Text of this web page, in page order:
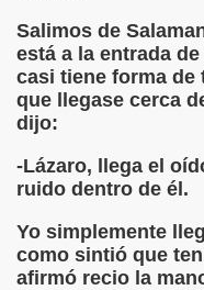
Salimos de
está a la entrada
casi tiene forma de
que llegase cerca
dijo:
-Lázaro, llega el
ruido dentro de él.
Yo simplemente
como sintió que
afirmó recio la
de Sor Sacramento)
Elissalde)
06-09 (Pedro Zurita)
(Francisco